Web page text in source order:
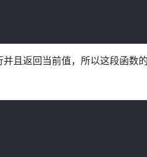
且返回当前值，所以这段函数的